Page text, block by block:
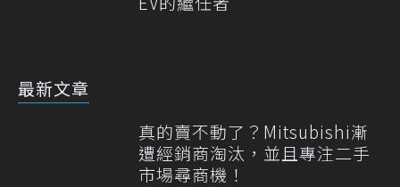
最新文章
真的賣不動了？Mitsubishi漸
遭經銷商淘汰，並且專注二手
市場尋商機！